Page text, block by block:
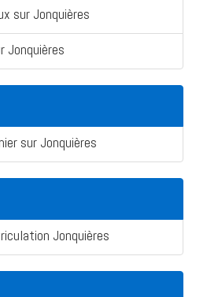
sur Jonquières
Jonquières
sur Jonquières
Jonquières